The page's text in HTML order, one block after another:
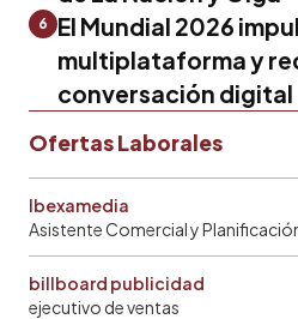
6
El Mundial 2026
multiplataforma y
conversación digital
Ofertas Laborales
Ibexamedia
Asistente Comercial y
billboard publicidad
ejecutivo de ventas